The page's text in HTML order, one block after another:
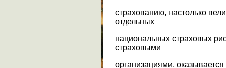
страхованию, настолько
отдельных
национальных страховых
страховыми
организациями,